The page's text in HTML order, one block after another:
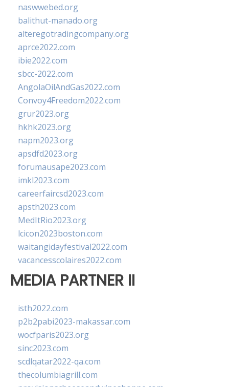
naswwebed.org
balithut-manado.org
alteregotradingcompany.org
aprce2022.com
ibie2022.com
sbcc-2022.com
AngolaOilAndGas2022.com
Convoy4Freedom2022.com
grur2023.org
hkhk2023.org
napm2023.org
apsdfd2023.org
forumausape2023.com
imkl2023.com
careerfaircsd2023.com
apsth2023.com
MedItRio2023.org
lcicon2023boston.com
waitangidayfestival2022.com
vacancesscolaires2022.com
MEDIA PARTNER II
isth2022.com
p2b2pabi2023-makassar.com
wocfparis2023.org
sinc2023.com
scdlqatar2022-qa.com
thecolumbiagrill.com